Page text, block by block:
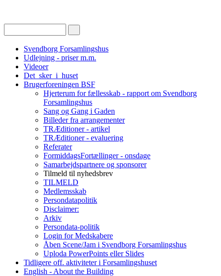
Svendborg Forsamlingshus
Udlejning - priser m.m.
Videoer
Det_sker_i_huset
Brugerforeningen BSF
Hjerterum for fællesskab - rapport om Svendborg
Forsamlingshus
Sang og Gang i Gaden
Billeder fra arrangementer
TRÆditioner - artikel
TRÆditioner - evaluering
Referater
FormiddagsFortællinger - onsdage
Samarbejdspartnere og sponsorer
Tilmeld til nyhedsbrev
TILMELD
Medlemsskab
Persondatapolitik
Disclaimer:
Arkiv
Persondata-politik
Login for Medskabere
Åben Scene/Jam i Svendborg Forsamlingshus
Uploda PowerPoints eller Slides
Tidligere off. aktiviteter i Forsamlingshuset
English - About the Building